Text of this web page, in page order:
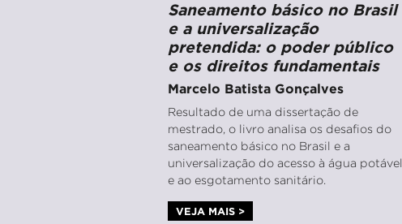
Saneamento básico no Brasil
e a universalização
pretendida: o poder público
e os direitos fundamentais
Marcelo Batista Gonçalves
Resultado de uma dissertação de
mestrado, o livro analisa os desafios do
saneamento básico no Brasil e a
universalização do acesso à água potável
e ao esgotamento sanitário.
VEJA MAIS >